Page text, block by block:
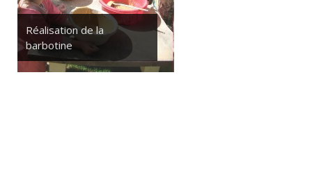
Réalisation de la
barbotine